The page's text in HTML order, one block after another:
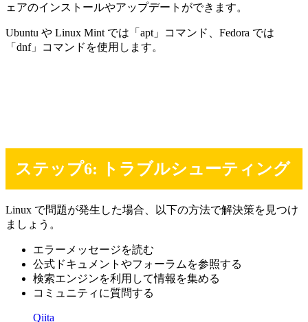
ェアのインストールやアップデートができます。
Ubuntu や Linux Mint では「apt」コマンド、Fedora では
「dnf」コマンドを使用します。
ステップ6: トラブルシューティング
Linux で問題が発生した場合、以下の方法で解決策を見つけ
ましょう。
エラーメッセージを読む
公式ドキュメントやフォーラムを参照する
検索エンジンを利用して情報を集める
コミュニティに質問する
Qiita